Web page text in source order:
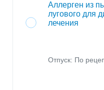
Аллерген из
лугового для
лечения
Отпуск: По